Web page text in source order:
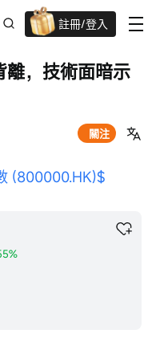
註冊/登入
高達過千蚊獎賞
關注
，技術面暗示
(800000.HK)$